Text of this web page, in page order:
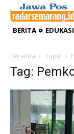
BERITA EDUKASI
Beranda Topik
Tag: